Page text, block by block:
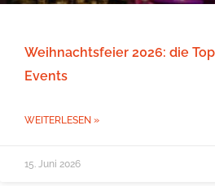
Weihnachtsfeier 2026: die
Events
WEITERLESEN »
15. Juni 2026